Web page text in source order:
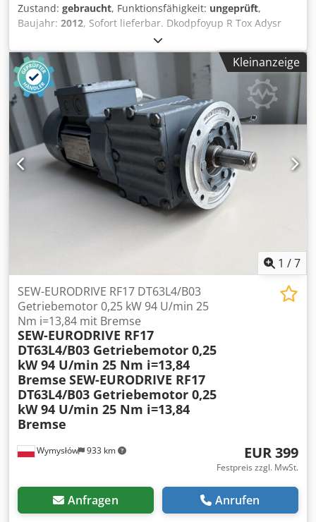
Zustand: gebraucht, Funktionsfähigkeit: ungeprüft,
Baujahr: 2012, Sofort lieferbar. Dkodpfoyup R Tox Adysr
Die Maschine ist betriebsbereit. Bitte fragen Sie nach
weiteren Informationen, Fotos und Preisen!
Kleinanzeige
1 /7
Wymysłów 933 km
SEW-EURODRIVE RF17 DT63L4/B03
Getriebemotor 0,25 kW 94 U/min 25
Nm i=13,84 mit Bremse
SEW-EURODRIVE RF17
DT63L4/B03 Getriebemotor 0,25
kW 94 U/min 25 Nm i=13,84
Bremse SEW-EURODRIVE RF17
DT63L4/B03 Getriebemotor 0,25
kW 94 U/min 25 Nm i=13,84
Bremse
EUR 399
Festpreis zzgl. MwSt.
Anfragen Anrufen